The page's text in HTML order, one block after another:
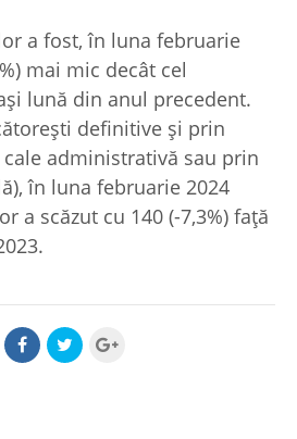
a fost, în luna februarie
mai mic decât cel
lună din anul precedent.
definitive şi prin
administrativă sau prin
în luna februarie 2024
a scăzut cu 140 (-7,3%) faţă